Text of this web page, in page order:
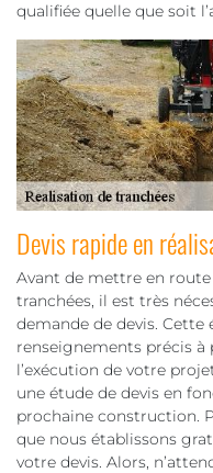
qualifiée quelle que soit
Devis rapide en
Avant de mettre en
tranchées, il est très
demande de devis. Cette
renseignements précis
l’exécution de votre
une étude de devis en
prochaine construction.
que nous établissons
votre devis. Alors,